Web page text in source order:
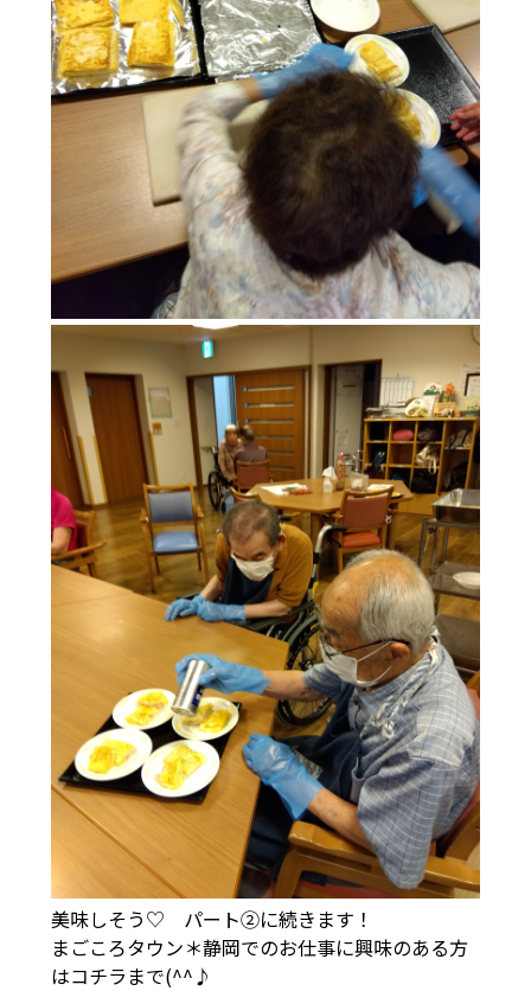
美味しそう♡ パート②に続きます！
まごころタウン＊静岡でのお仕事に興味のある方
はコチラ まで(^^♪